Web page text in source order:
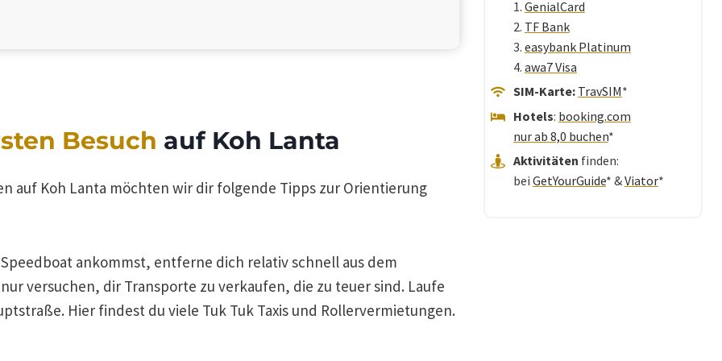
Besuch auf Koh Lanta
auf Koh Lanta möchten wir dir folgende Tipps zur Orientierung
ankommst, entferne dich relativ schnell aus dem
versuchen, dir Transporte zu verkaufen, die zu teuer sind. Laufe
Hier findest du viele Tuk Tuk Taxis und Rollervermietungen.
1. GenialCard
2. TF Bank
3. easybank Platinum
4. awa7 Visa
SIM-Karte: TravSIM*
Hotels: booking.com
nur ab 8,0 buchen*
Aktivitäten finden:
bei GetYourGuide* &Viator*